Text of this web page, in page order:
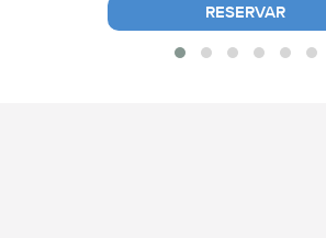
RESERVAR